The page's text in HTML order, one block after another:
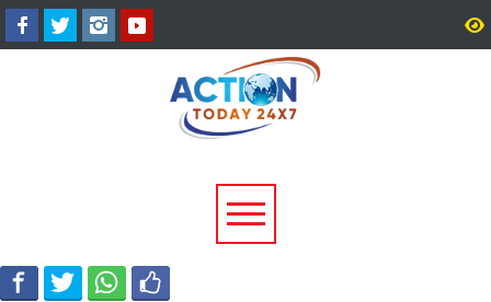
अल्मोड़ा के गांव से आसमान तक: रवि
टम्टा ने तैयार किया पर्सनल फ्लाइंग
व्हीकल, सफल ट्रायल से मची चर्चा